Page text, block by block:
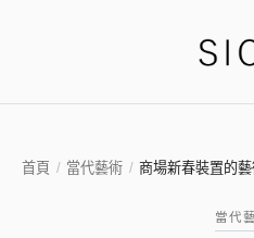
首頁 / 當代藝術 / 商場新春裝置的
當代